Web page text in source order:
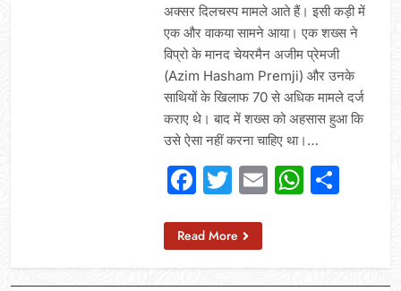
अक्‍सर दिलचस्‍प मामले आते हैं। इसी कड़ी में
एक और वाकया सामने आया। एक शख्‍स ने
विप्रो के मानद चेयरमैन अजीम प्रेमजी
(Azim Hasham Premji) और उनके
साथियों के खिलाफ 70 से अधिक मामले दर्ज
कराए थे। बाद में शख्‍स को अहसास हुआ कि
उसे ऐसा नहीं करना चाहिए था।…
Facebook
Twitter
Email
Read More